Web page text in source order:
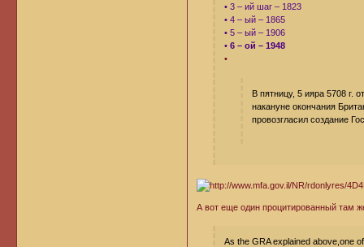
• 3 – ий шаг – 1823
• 4 – ый – 1865
• 5 – ый – 1906
• 6 – ой – 1948
•
В пятницу, 5 ияра 5708 г.
накануне окончания
провозгласил создание
А вот еще один процитированный там
As the GRA explained above,one